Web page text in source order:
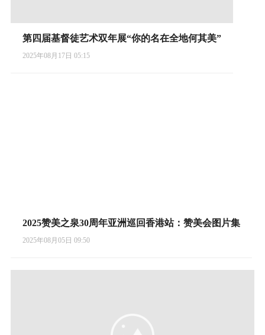
第四届基督徒艺术双年展“你的名在全地何其美”
2025年08月17日 05:15
2025赞美之泉30周年亚洲巡回香港站：赞美会图片集
2025年08月05日 09:50